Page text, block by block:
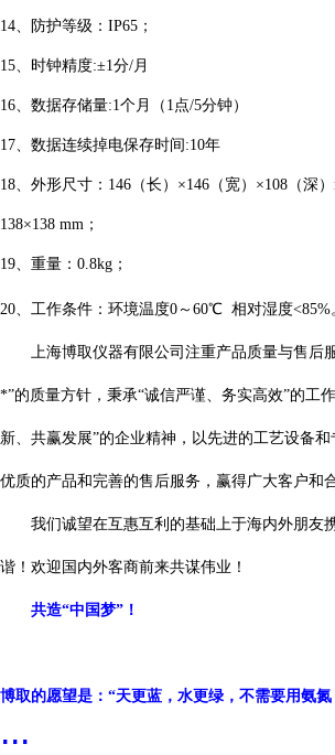
14、防护等级：IP65；
15、时钟精度:±1分/月
16、数据存储量:1个月（1点/5分钟）
17、数据连续掉电保存时间:10年
18、外形尺寸：146（长）×146（宽）×108（深
138×138 mm；
19、重量：0.8kg；
20、工作条件：环境温度0～60℃ 相对湿度<85%
上海博取仪器有限公司注重产品质量与售后
*”的质量方针，秉承“诚信严谨、务实高效”的工
新、共赢发展”的企业精神，以先进的工艺设备
优质的产品和完善的售后服务，赢得广大客户和
我们诚望在互惠互利的基础上于海内外朋友
谐！欢迎国内外客商前来共谋伟业！
共造“中国梦”！
博取的愿望是：“天更蓝，水更绿，不需要用氨氮
...